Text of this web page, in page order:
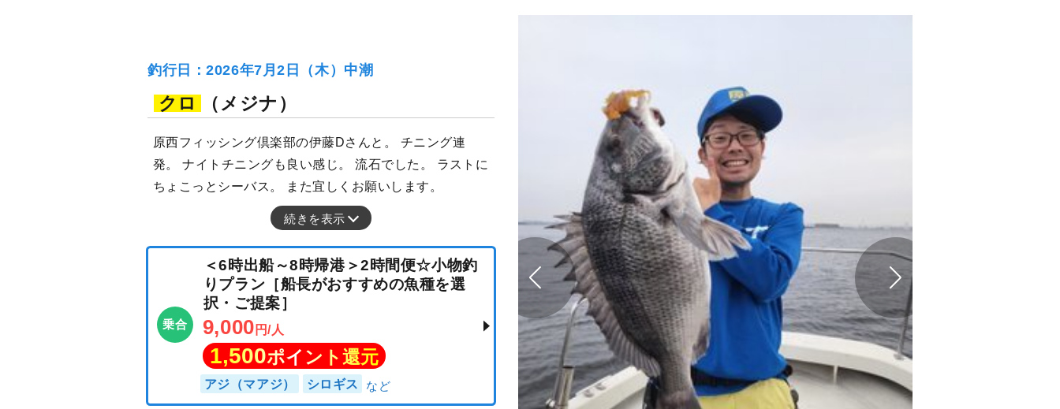
釣行日：2026年7月2日（木）中潮
クロ （メジナ）
原西フィッシング倶楽部の伊藤Dさんと。 チニング連
発。 ナイトチニングも良い感じ。 流石でした。 ラストに
ちょこっとシーバス。 また宜しくお願いします。
続きを表示